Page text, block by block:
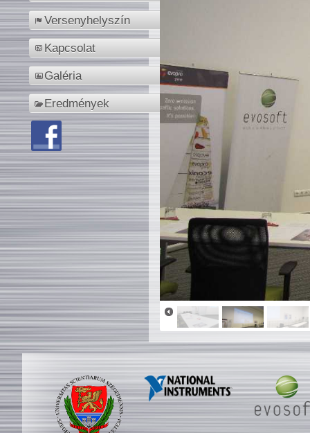
Versenyhelyszín
Kapcsolat
Galéria
Eredmények